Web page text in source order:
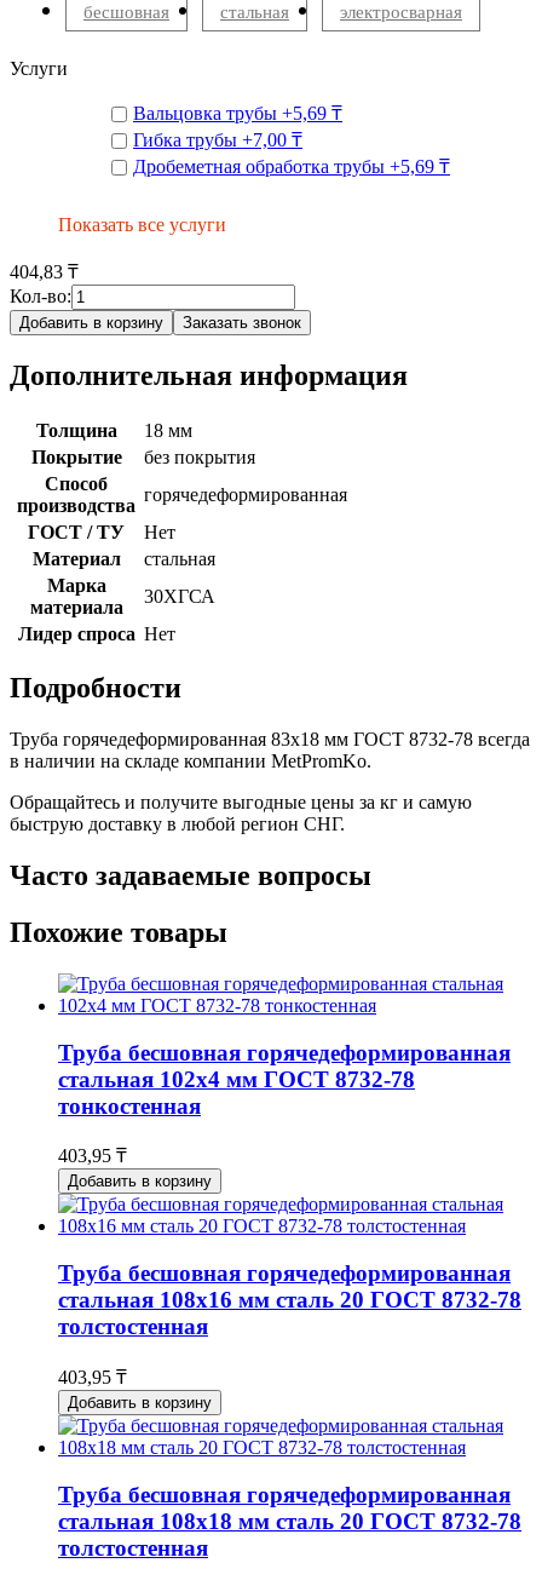
бесшовная стальная электросварная
Услуги
Вальцовка трубы +5,69 ₸
Гибка трубы +7,00 ₸
Дробеметная обработка трубы +5,69 ₸
Показать все услуги
404,83 ₸
Кол-во:
Добавить в корзину Заказать звонок
Дополнительная информация
Толщина
18 мм
Покрытие
без покрытия
Способ
производства
горячедеформированная
ГОСТ / ТУ
Нет
Материал
стальная
Марка
материала
30ХГСА
Лидер спроса Нет
Подробности
Труба горячедеформированная 83х18 мм ГОСТ 8732-78 всегда
в наличии на складе компании MetPromKo.
Обращайтесь и получите выгодные цены за кг и самую
быструю доставку в любой регион СНГ.
Часто задаваемые вопросы
Похожие товары
Труба бесшовная горячедеформированная
стальная 102х4 мм ГОСТ 8732-78
тонкостенная
403,95 ₸
Добавить в корзину
Труба бесшовная горячедеформированная
стальная 108х16 мм сталь 20 ГОСТ 8732-78
толстостенная
403,95 ₸
Добавить в корзину
Труба бесшовная горячедеформированная
стальная 108х18 мм сталь 20 ГОСТ 8732-78
толстостенная